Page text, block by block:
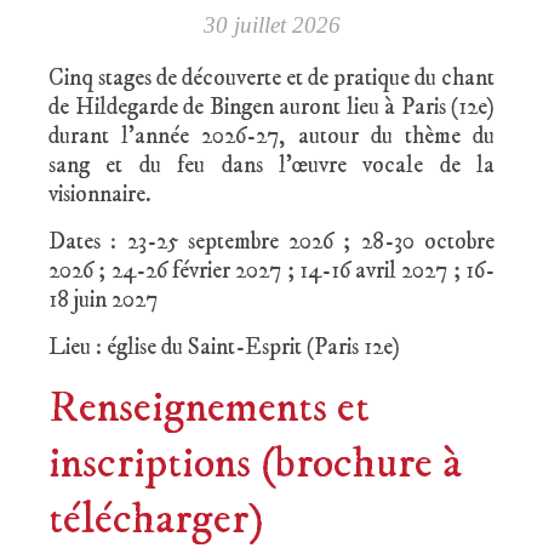
30 juillet 2026
Cinq stages de découverte et de pratique du chant
de Hildegarde de Bingen auront lieu à Paris (12e)
durant l’année 2026-27, autour du thème du
sang et du feu dans l’œuvre vocale de la
visionnaire.
Dates : 23-25 septembre 2026 ; 28-30 octobre
2026 ; 24-26 février 2027 ; 14-16 avril 2027 ; 16-
18 juin 2027
Lieu : église du Saint-Esprit (Paris 12e)
Renseignements et
inscriptions (brochure à
télécharger)